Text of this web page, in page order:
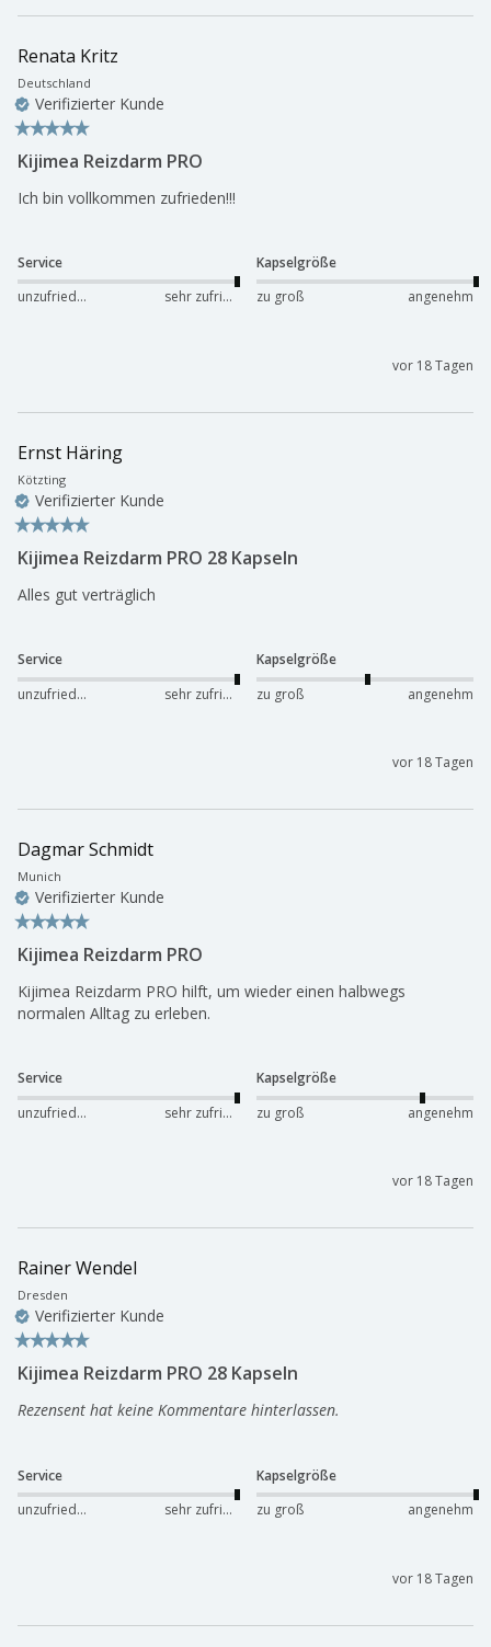
Verifizierter Kunde
Renata Kritz
Deutschland
Kijimea Reizdarm PRO
Ich bin vollkommen zufrieden!!!
Service
unzufrieden
sehr zufrieden
Kapselgröße
zu groß
angenehm
vor 18 Tagen
Verifizierter Kunde
Ernst Häring
Kötzting
Kijimea Reizdarm PRO 28 Kapseln
Alles gut verträglich
Service
unzufrieden
sehr zufrieden
Kapselgröße
zu groß
angenehm
vor 18 Tagen
Verifizierter Kunde
Dagmar Schmidt
Munich
Kijimea Reizdarm PRO
Kijimea Reizdarm PRO hilft, um wieder einen halbwegs
normalen Alltag zu erleben.
Service
unzufrieden
sehr zufrieden
Kapselgröße
zu groß
angenehm
vor 18 Tagen
Verifizierter Kunde
Rainer Wendel
Dresden
Kijimea Reizdarm PRO 28 Kapseln
Rezensent hat keine Kommentare hinterlassen.
Service
unzufrieden
sehr zufrieden
Kapselgröße
zu groß
angenehm
vor 18 Tagen